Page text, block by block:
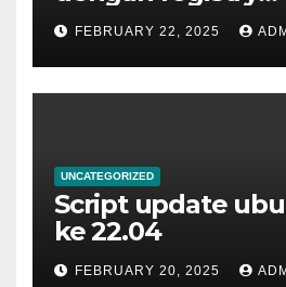
menggunakan
FEBRUARY 22, 2025
UNCATEGORIZED
Script update
ke 22.04
FEBRUARY 20, 2025